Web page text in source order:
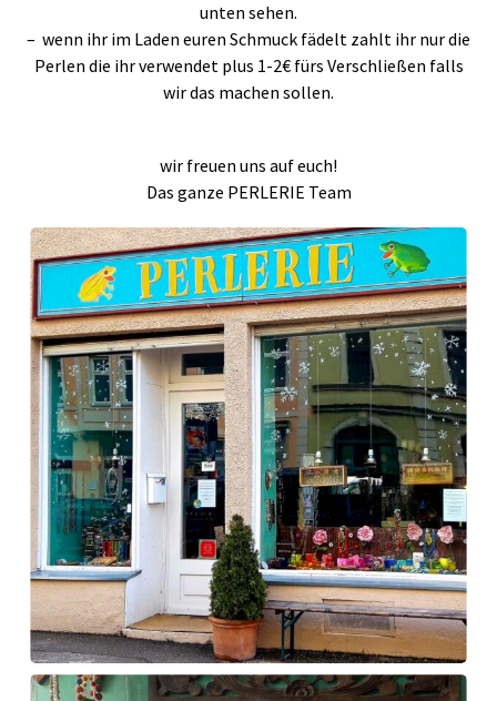
unten sehen.
– wenn ihr im Laden euren Schmuck fädelt zahlt ihr nur die
Perlen die ihr verwendet plus 1-2€ fürs Verschließen falls
wir das machen sollen.
wir freuen uns auf euch!
Das ganze PERLERIE Team